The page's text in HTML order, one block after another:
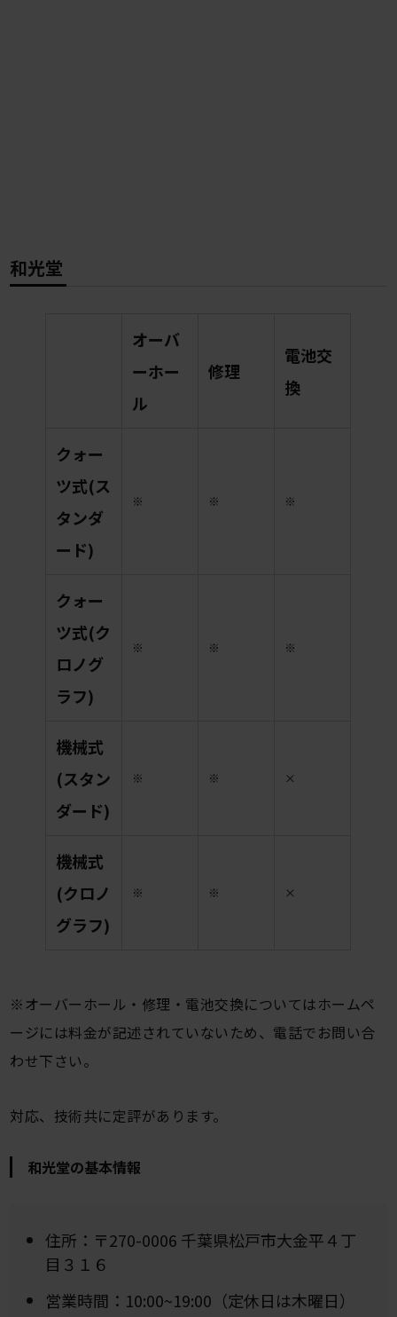
和光堂
オーバ
ーホー
ル
修理
電池交
換
クォー
ツ式(ス
タンダ
ード)
※ ※ ※
クォー
ツ式(ク
ロノグ
ラフ)
※ ※ ※
機械式
(スタン
ダード)
※ ※ ×
機械式
(クロノ
グラフ)
※ ※ ×
※オーバーホール・修理・電池交換についてはホームペ
ージには料金が記述されていないため、電話でお問い合
わせ下さい。
対応、技術共に定評があります。
和光堂の基本情報
住所：〒270-0006 千葉県松戸市大金平４丁
目３１６
営業時間：10:00~19:00（定休日は木曜日）